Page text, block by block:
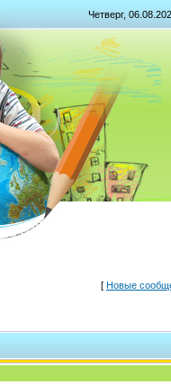
Четверг,
[ Новые